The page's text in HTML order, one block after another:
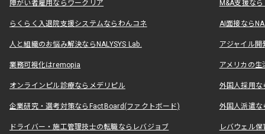
障がい者雇用ならワークリア M&A支援な
らくらく入退院支援システムならわんコネ AI面接なら
人と組織のお悩み解決ならNALYSYS Lab. アジャイル
業務可視化はremopia アメリカの
オンラインピル診療ならメデリピル 外国人採用
企業研究・選考対策ならFactBoard(ファクトボード) 外国人派遣な
ドライバー・施工管理技士の転職ならレバジョブ レバウェル